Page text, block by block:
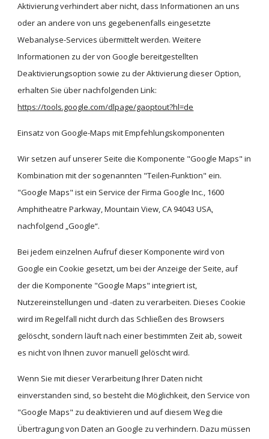
Aktivierung verhindert aber nicht, dass Informationen an uns
oder an andere von uns gegebenenfalls eingesetzte
Webanalyse-Services übermittelt werden. Weitere
Informationen zu der von Google bereitgestellten
Deaktivierungsoption sowie zu der Aktivierung dieser Option,
erhalten Sie über nachfolgenden Link:
https://tools.google.com/dlpage/gaoptout?hl=de
Einsatz von Google-Maps mit Empfehlungskomponenten
Wir setzen auf unserer Seite die Komponente "Google Maps" in
Kombination mit der sogenannten "Teilen-Funktion" ein.
"Google Maps" ist ein Service der Firma Google Inc., 1600
Amphitheatre Parkway, Mountain View, CA 94043 USA,
nachfolgend „Google“.
Bei jedem einzelnen Aufruf dieser Komponente wird von
Google ein Cookie gesetzt, um bei der Anzeige der Seite, auf
der die Komponente "Google Maps" integriert ist,
Nutzereinstellungen und -daten zu verarbeiten. Dieses Cookie
wird im Regelfall nicht durch das Schließen des Browsers
gelöscht, sondern läuft nach einer bestimmten Zeit ab, soweit
es nicht von Ihnen zuvor manuell gelöscht wird.
Wenn Sie mit dieser Verarbeitung Ihrer Daten nicht
einverstanden sind, so besteht die Möglichkeit, den Service von
"Google Maps" zu deaktivieren und auf diesem Weg die
Übertragung von Daten an Google zu verhindern. Dazu müssen